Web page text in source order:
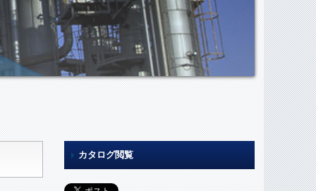
カタログ閲覧